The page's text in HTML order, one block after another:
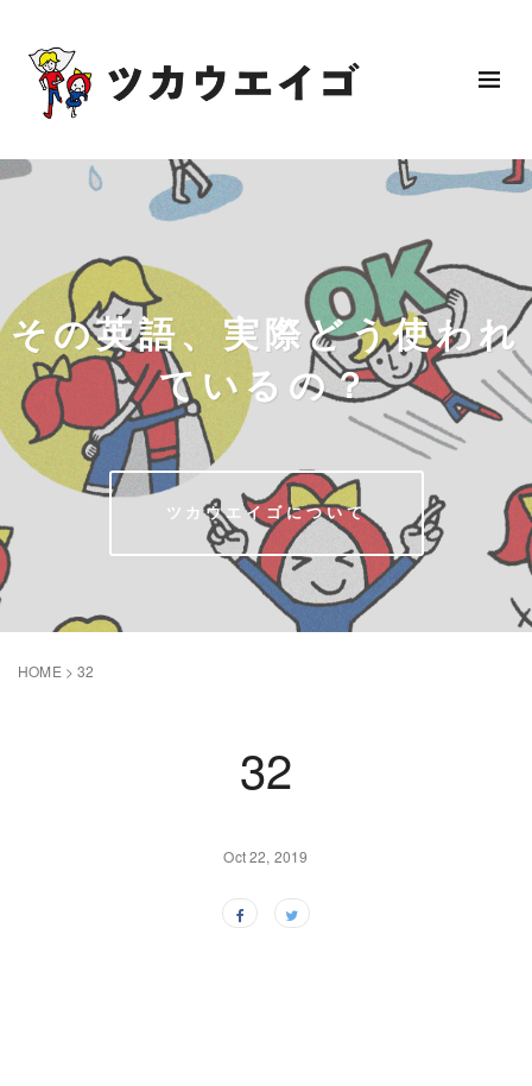
その英語、実際どう使われ
ているの？
ツカウエイゴについて
HOME >32
32
Oct 22, 2019